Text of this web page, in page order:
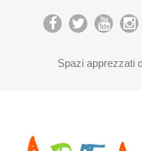
Spazi apprezzati